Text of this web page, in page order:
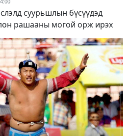
суурьшлын бүсүүдэд
рашааны могой орж ирэх